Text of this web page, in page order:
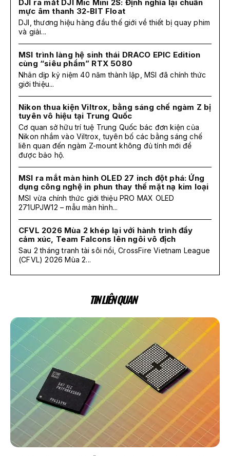
DJI ra mắt DJI Mic Mini 2S: Định nghĩa lại chuẩn
mực âm thanh 32-BIT Float
DJI, thương hiệu hàng đầu thế giới về thiết bị quay phim
và giải...
MSI trình làng hệ sinh thái DRACO EPIC Edition
cùng “siêu phẩm” RTX 5080
Nhân dịp kỷ niệm 40 năm thành lập, MSI đã chính thức
giới thiệu...
Nikon thua kiện Viltrox, bằng sáng chế ngàm Z bị
tuyên vô hiệu tại Trung Quốc
Cơ quan sở hữu trí tuệ Trung Quốc bác đơn kiện của
Nikon nhắm vào Viltrox, tuyên bố các bằng sáng chế
liên quan đến ngàm Z-mount không đủ tính mới để
được bảo hộ.
MSI ra mắt màn hình OLED 27 inch đột phá: Ứng
dụng công nghệ in phun thay thế mặt nạ kim loại
MSI vừa chính thức giới thiệu PRO MAX OLED
271UPJW12 – mẫu màn hình...
CFVL 2026 Mùa 2 khép lại với hành trình đầy
cảm xúc, Team Falcons lên ngôi vô địch
Sau 2 tháng tranh tài sôi nổi, CrossFire Vietnam League
(CFVL) 2026 Mùa 2...
TIN LIÊN QUAN